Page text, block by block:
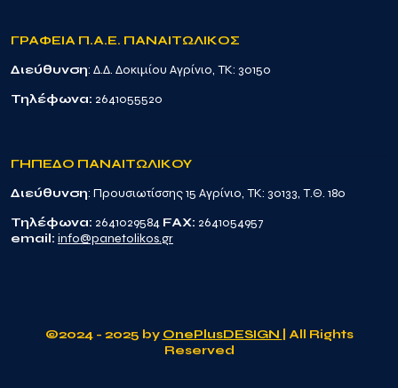
ΓΡΑΦΕΙΑ Π.Α.Ε. ΠΑΝΑΙΤΩΛΙΚΟΣ
Διεύθυνση: Δ.Δ. Δοκιμίου Αγρίνιο, TK: 30150
Τηλέφωνα: 2641055520
ΓΗΠΕΔΟ ΠΑΝΑΙΤΩΛΙΚΟΥ
Διεύθυνση: Προυσιωτίσσης 15 Αγρίνιο, TK: 30133, Τ.Θ. 180
Τηλέφωνα: 2641029584 FAX: 2641054957
email: info@panetolikos.gr
©2024 - 2025 by OnePlusDESIGN
| All Rights
Reserved